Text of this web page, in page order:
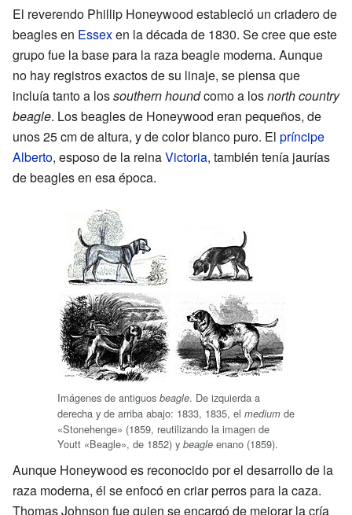
El reverendo Phillip Honeywood estableció un criadero de
beagles en Essexen la década de 1830. Se cree que este
grupo fue la base para la raza beagle moderna. Aunque
no hay registros exactos de su linaje, se piensa que
incluía tanto a lossouthern houndcomo a losnorth country
beagle. Los beagles de Honeywood eran pequeños, de
unos 25 cm de altura, y de color blanco puro. El príncipe
Alberto, esposo de la reinaVictoria, también tenía jaurías
de beagles en esa época.
Imágenes de antiguos beagle. De izquierda a
derecha y de arriba abajo: 1833, 1835, el medium de
«Stonehenge» (1859, reutilizando la imagen de
Youtt «Beagle», de 1852) y beagle enano (1859).
Aunque Honeywood es reconocido por el desarrollo de la
raza moderna, él se enfocó en criar perros para la caza.
Thomas Johnson fue quien se encargó de mejorar la cría